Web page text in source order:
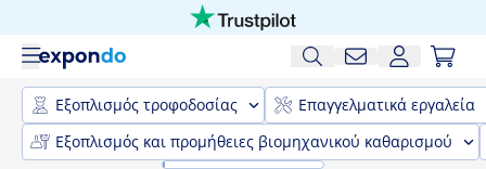
Εξοπλισμός τροφοδοσίας
Επαγγελματικά εργαλεία
Εξοπλισμός και προμήθειες βιομηχανικού καθαρισμού